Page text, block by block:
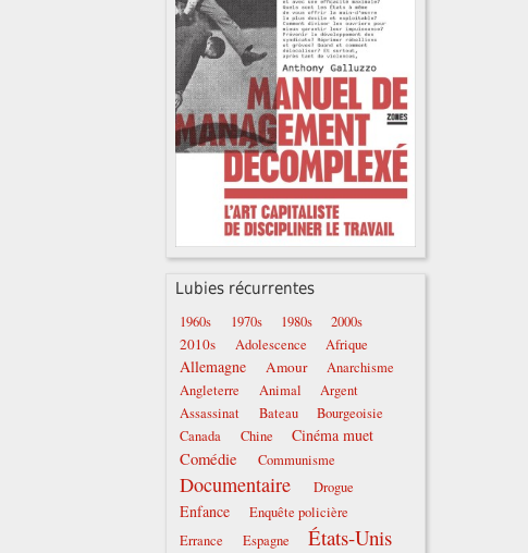
Lubies récurrentes
1960s 1970s 1980s 2000s
2010s Adolescence Afrique
Allemagne Amour
Anarchisme
Angleterre
Animal
Argent
Assassinat
Bateau
Bourgeoisie
Canada
Chine Cinéma muet
Comédie Communisme
Documentaire Drogue
Enfance
Enquête policière
Errance
Espagne États-Unis